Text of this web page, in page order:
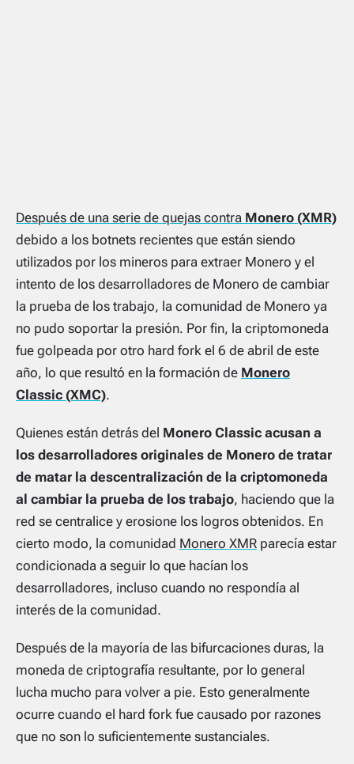
Después de una serie de quejas contra Monero (XMR)
debido a los botnets recientes que están siendo
utilizados por los mineros para extraer Monero y el
intento de los desarrolladores de Monero de cambiar
la prueba de los trabajo, la comunidad de Monero ya
no pudo soportar la presión. Por fin, la criptomoneda
fue golpeada por otro hard fork el 6 de abril de este
año, lo que resultó en la formación de Monero
Classic (XMC).
Quienes están detrás del Monero Classic acusan a
los desarrolladores originales de Monero de tratar
de matar la descentralización de la criptomoneda
al cambiar la prueba de los trabajo, haciendo que la
red se centralice y erosione los logros obtenidos. En
cierto modo, la comunidad Monero XMR parecía estar
condicionada a seguir lo que hacían los
desarrolladores, incluso cuando no respondía al
interés de la comunidad.
Después de la mayoría de las bifurcaciones duras, la
moneda de criptografía resultante, por lo general
lucha mucho para volver a pie. Esto generalmente
ocurre cuando el hard fork fue causado por razones
que no son lo suficientemente sustanciales.